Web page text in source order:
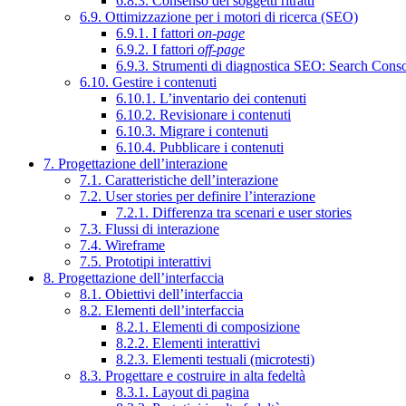
6.9. Ottimizzazione per i motori di ricerca (SEO)
6.9.1. I fattori on-page
6.9.2. I fattori off-page
6.9.3. Strumenti di diagnostica SEO: Search
6.10. Gestire i contenuti
6.10.1. L’inventario dei contenuti
6.10.2. Revisionare i contenuti
6.10.3. Migrare i contenuti
6.10.4. Pubblicare i contenuti
7. Progettazione dell’interazione
7.1. Caratteristiche dell’interazione
7.2. User stories per definire l’interazione
7.2.1. Differenza tra scenari e user stories
7.3. Flussi di interazione
7.4. Wireframe
7.5. Prototipi interattivi
8. Progettazione dell’interfaccia
8.1. Obiettivi dell’interfaccia
8.2. Elementi dell’interfaccia
8.2.1. Elementi di composizione
8.2.2. Elementi interattivi
8.2.3. Elementi testuali (microtesti)
8.3. Progettare e costruire in alta fedeltà
8.3.1. Layout di pagina